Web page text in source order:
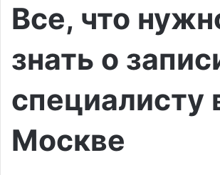
Все, что
знать о
специалисту
Москве